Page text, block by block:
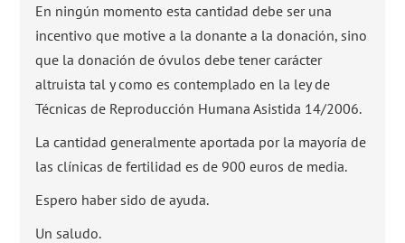
En ningún momento esta cantidad debe ser una
incentivo que motive a la donante a la donación, sino
que la donación de óvulos debe tener carácter
altruista tal y como es contemplado en la ley de
Técnicas de Reproducción Humana Asistida 14/2006.
La cantidad generalmente aportada por la mayoría de
las clínicas de fertilidad es de 900 euros de media.
Espero haber sido de ayuda.
Un saludo.